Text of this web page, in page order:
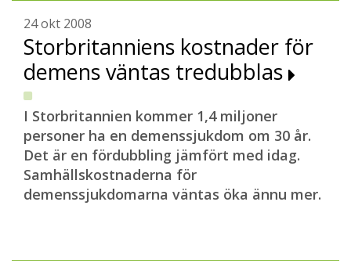
24 okt 2008
Storbritanniens kostnader för
demens väntas tredubblas
I Storbritannien kommer 1,4 miljoner
personer ha en demenssjukdom om 30 år.
Det är en fördubbling jämfört med idag.
Samhällskostnaderna för
demenssjukdomarna väntas öka ännu mer.